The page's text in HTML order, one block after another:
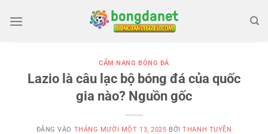
qua
CẨM NANG BÓNG ĐÁ
Lazio là câu lạc bộ bóng đá của quốc
gia nào? Nguồn gốc
ĐĂNG VÀO THÁNG MƯỜI MỘT 13, 2025 BỞITHANH TUYỀN